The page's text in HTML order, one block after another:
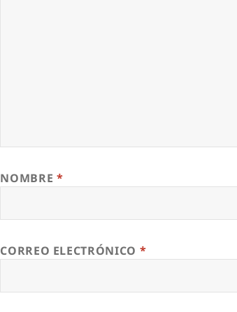
NOMBRE *
CORREO ELECTRÓNICO *